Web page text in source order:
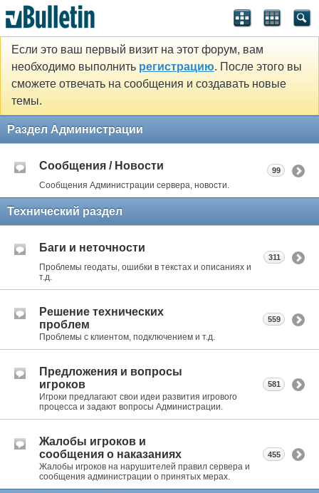
Если это ваш первый визит на этот форум, вам
необходимо выполнить регистрацию. После этого вы
сможете отвечать на сообщения и создавать новые
темы.
Раздел Администрации
Сообщения / Новости
Сообщения Администрации сервера, новости.
99
Технический раздел
Баги и неточности
Проблемы геодаты, ошибки в текстах и описаниях и
т.д.
311
Решение технических
проблем
Проблемы с клиентом, подключением и т.д.
559
Предложения и вопросы
игроков
Игроки предлагают свои идеи развития игрового
процесса и задают вопросы Администрации.
581
Жалобы игроков и
сообщения о наказаниях
Жалобы игроков на нарушителей правил сервера и
сообщения администрации о принятых мерах.
455